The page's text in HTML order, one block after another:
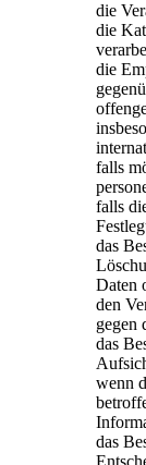
die
die
die
falls
falls
das
Daten
den
gegen
das
wenn
das